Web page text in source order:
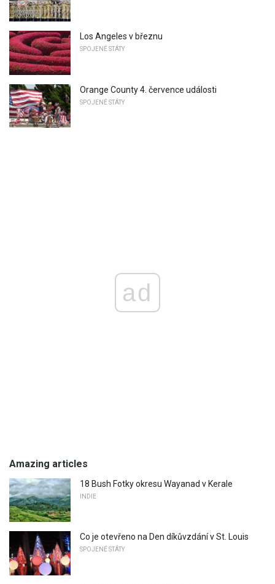
Los Angeles v březnu
SPOJENÉ STÁTY
Orange County 4. července události
SPOJENÉ STÁTY
ad
Amazing articles
18 Bush Fotky okresu Wayanad v Kerale
INDIE
Co je otevřeno na Den díkůvzdání v St. Louis
SPOJENÉ STÁTY